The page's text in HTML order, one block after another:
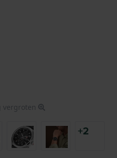
vergroten
+2